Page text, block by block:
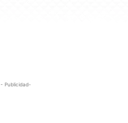
- Publicidad-